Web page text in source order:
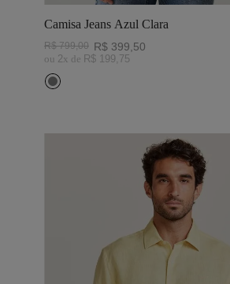
Camisa Jeans Azul Clara
R$ 799,00 R$ 399 50
ou 2x de R$ 199 75